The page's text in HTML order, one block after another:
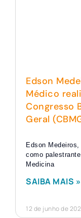
Edson
Médico
Congresso
Geral
Edson
como
Medicina
SAIBA MAIS »
12 de junho de